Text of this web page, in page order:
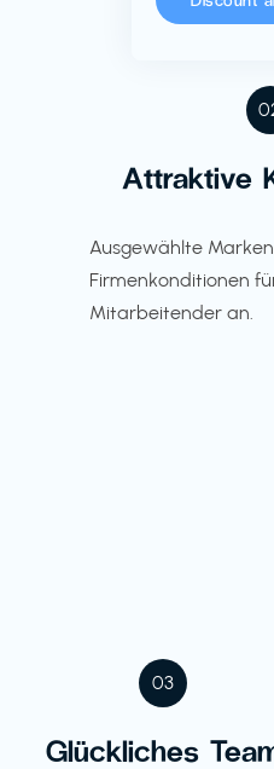
Attraktive
Ausgewählte
Firmenkonditionen
Mitarbeitender an.
03
Glückliches